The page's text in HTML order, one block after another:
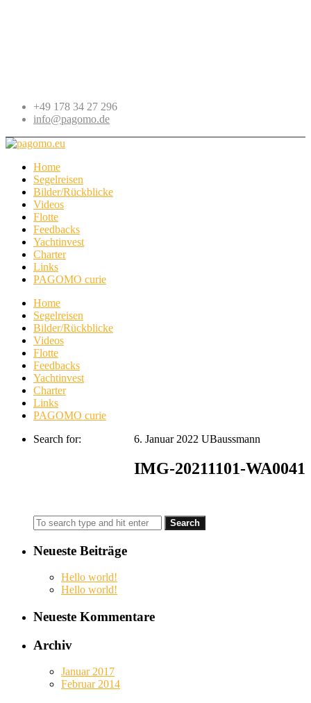
+49 178 34 27 296
info@pagomo.de
Home
Segelreisen
Bilder/Rückblicke
Videos
Flotte
Feedbacks
Yachtinvest
Charter
Links
PAGOMO curie
Home
Segelreisen
Bilder/Rückblicke
Videos
Flotte
Feedbacks
Yachtinvest
Charter
Links
PAGOMO curie
6. Januar 2022 UBaussmann
IMG-20211101-WA0041
Search for:
Neueste Beiträge
Hello world!
Hello world!
Neueste Kommentare
Archiv
Januar 2017
Februar 2014